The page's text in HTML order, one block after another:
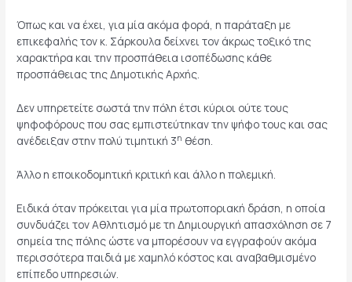
Όπως και να έχει, για μία ακόμα φορά, η παράταξη με
επικεφαλής τον κ. Σάρκουλα δείχνει τον άκρως τοξικό της
χαρακτήρα και την προσπάθεια ισοπέδωσης κάθε
προσπάθειας της Δημοτικής Αρχής.
Δεν υπηρετείτε σωστά την πόλη έτσι κύριοι ούτε τους
ψηφοφόρους που σας εμπιστεύτηκαν την ψήφο τους και σας
ανέδειξαν στην πολύ τιμητική 3η θέση.
Άλλο η εποικοδομητική κριτική και άλλο η πολεμική.
Ειδικά όταν πρόκειται για μία πρωτοποριακή δράση, η οποία
συνδυάζει τον Αθλητισμό με τη Δημιουργική απασχόληση σε 7
σημεία της πόλης ώστε να μπορέσουν να εγγραφούν ακόμα
περισσότερα παιδιά με χαμηλό κόστος και αναβαθμισμένο
επίπεδο υπηρεσιών.